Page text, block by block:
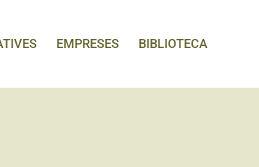
EMPRESES BIBLIOTECA